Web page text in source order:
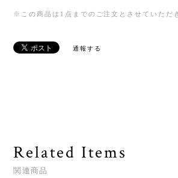
※この商品は1点までのご注文とさせていただ
通報する
Related Items
関連商品